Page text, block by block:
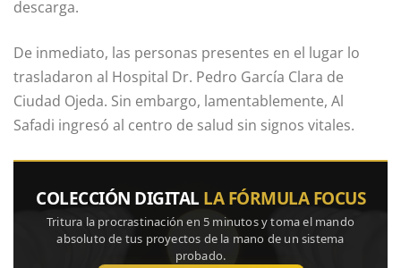
descarga.
De inmediato, las personas presentes en el lugar lo
trasladaron al Hospital Dr. Pedro García Clara de
Ciudad Ojeda. Sin embargo, lamentablemente, Al
Safadi ingresó al centro de salud sin signos vitales.
COLECCIÓN DIGITAL LA FÓRMULA FOCUS
Tritura la procrastinación en 5 minutos y toma el mando
absoluto de tus proyectos de la mano de un sistema
probado.